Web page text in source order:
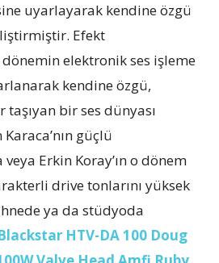
uyarlayarak kendine özgü
Efekt
elektronik ses işleme
kendine özgü,
bir ses dünyası
güçlü
Erkin Koray’ın o dönem
drive tonlarını yüksek
ya da stüdyoda
HTV-DA 100 Doug